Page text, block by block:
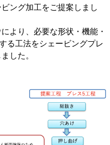
ング加工をご提案しまし
より、必要な形状・機能・
る工法をシェービングプレ
した。